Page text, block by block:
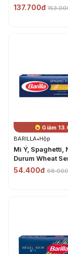
BARILLA
137.700đ
Giảm
BARILLA•Hộp
Mì Ý, Spaghetti,
Durum Wheat
Pasta (500g) -
54.400đ